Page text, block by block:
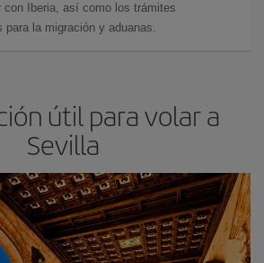
con Iberia, así como los trámites
la migración y aduanas.
útil para volar a
Sevilla